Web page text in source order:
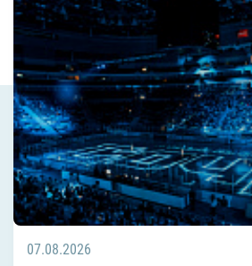
07.08.2026